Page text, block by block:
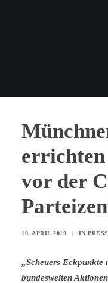
vor der
10. APRIL 2019 | IN
„Scheuers Eckpunkte
bundesweiten